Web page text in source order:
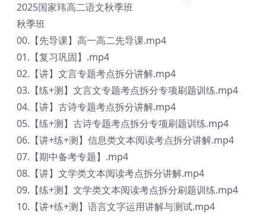
❅
2025国家玮高二语文秋季班
秋季班
00.【先导课】高一高二先导课.mp4
01.【复习巩固】.mp4
02.【讲】文言专题考点拆分讲解.mp4
03.【练+测】文言文专题考点拆分专项刷题训练.mp4
04.【讲】古诗专题考点拆分讲解.mp4
05.【练+测】古诗专题考点拆分专项刷题训练.mp4
06.【讲+练+测】信息类文本阅读考点拆分讲解.mp4
07.【期中备考专题】.mp4
08.【讲】文学类文本阅读考点拆分讲解.mp4
09.【练+测】文学类文本阅读考点拆分刷题训练.mp4
10.【讲+练+测】语言文字运用讲解与测试.mp4